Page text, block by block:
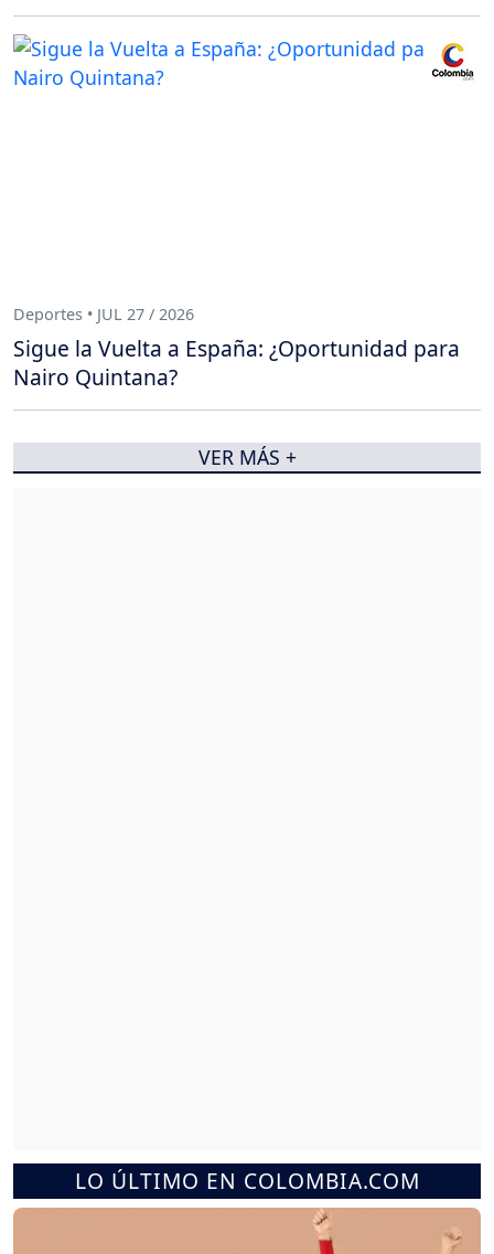
LO ÚLTIMO EN COLOMBIA.COM
Deportes • JUL 27 / 2026
Sigue la Vuelta a España: ¿Oportunidad para
Nairo Quintana?
VER MÁS +